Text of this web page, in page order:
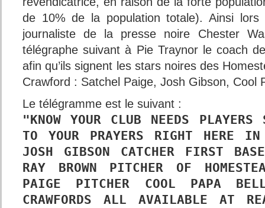
de 10% de la population totale). Ainsi lors
journaliste de la presse noire Chester
télégraphe suivant à Pie Traynor le coach
afin qu’ils signent les stars noires des
Crawford : Satchel Paige, Josh Gibson, Cool
Le télégramme est le suivant :
"KNOW YOUR CLUB NEEDS PLAYERS
TO YOUR PRAYERS RIGHT HERE IN
JOSH GIBSON CATCHER FIRST
RAY BROWN PITCHER OF
PAIGE PITCHER COOL PAPA
CRAWFORDS ALL AVAILABLE AT